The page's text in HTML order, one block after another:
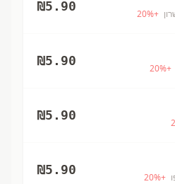
+
20%
₪5.90
+
20%
₪5.90
₪5.90
+
20%
₪5.90